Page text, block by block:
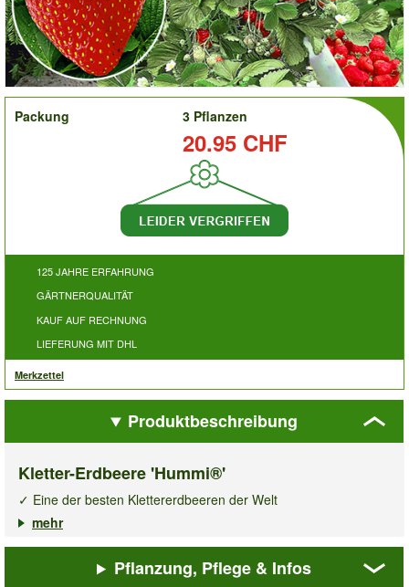
order
Packung
3 Pflanzen
20.95 CHF
125 JAHRE ERFAHRUNG
GÄRTNERQUALITÄT
KAUF AUF RECHNUNG
LIEFERUNG MIT DHL
Merkzettel
Produktbeschreibung
Kletter-Erdbeere 'Hummi®'
✓ Eine der besten Klettererdbeeren der Welt
✓ Große, leuchtend rote Erdbeerfrüchte
Klettererdbeere Hummi® ist eine besonders
mehr
Pflanzung, Pflege & Infos